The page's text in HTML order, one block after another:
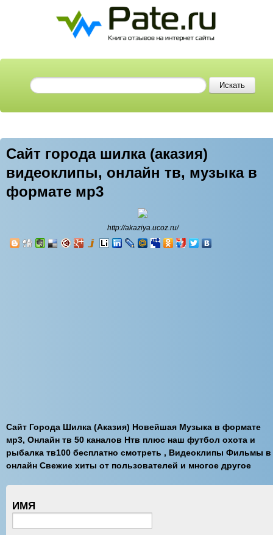
Сайт города шилка (аказия)
видеоклипы, онлайн тв, музыка в
формате мр3
http://akaziya.ucoz.ru/
Сайт Города Шилка (Аказия) Новейшая Музыка в формате
мр3, Онлайн тв 50 каналов Нтв плюс наш футбол охота и
рыбалка тв100 бесплатно смотреть , Видеоклипы Фильмы в
онлайн Свежие хиты от пользователей и многое другое
ИМЯ